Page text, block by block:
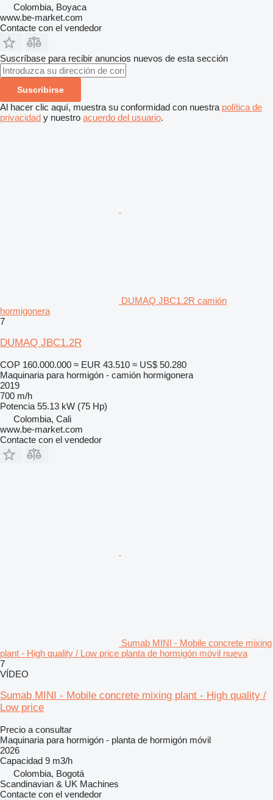
Colombia, Boyaca
www.be-market.com
Contacte con el vendedor
Suscríbase para recibir anuncios nuevos de esta sección
Suscribirse
Al hacer clic aquí, muestra su conformidad con nuestra política de
privacidad y nuestro acuerdo del usuario.
DUMAQ JBC1.2R camión
hormigonera
7
DUMAQ JBC1.2R
COP 160.000.000 ≈ EUR 43.510 ≈ US$ 50.280
Maquinaria para hormigón - camión hormigonera
2019
700 m/h
Potencia 55.13 kW (75 Hp)
Colombia, Cali
www.be-market.com
Contacte con el vendedor
Sumab MINI - Mobile concrete mixing
plant - High quality / Low price planta de hormigón móvil nueva
7
VÍDEO
Sumab MINI - Mobile concrete mixing plant - High quality /
Low price
Precio a consultar
Maquinaria para hormigón - planta de hormigón móvil
2026
Capacidad 9 m3/h
Colombia, Bogotá
Scandinavian & UK Machines
Contacte con el vendedor